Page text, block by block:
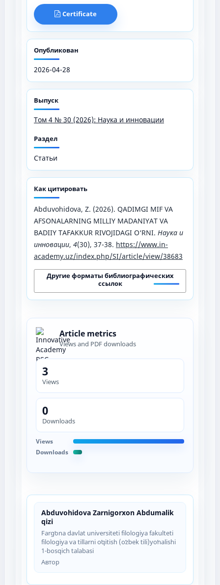
Abduvohidova Zarnigorxon Abdumalik
qizi
Fargʻona davlat universiteti filologiya fakulteti
filologiya va tillarni oʻqitish (oʻzbek tili)yoʻnalishi
1-bosqich talabasi
Автор
Certificate
Опубликован
2026-04-28
Выпуск
Том 4 № 30 (2026): Наука и инновации
Раздел
Статьи
Как цитировать
Abduvohidova, Z. (2026). QADIMGI MIF VA
AFSONALARNING MILLIY MADANIYAT VA
BADIIY TAFAKKUR RIVOJIDAGI O‘RNI. Наука и
инновации, 4(30), 37-38. https://www.in-
academy.uz/index.php/SI/article/view/38683
Другие форматы библиографических
ссылок
Article metrics
Views and PDF downloads
3
Views
0
Downloads
Views
Downloads